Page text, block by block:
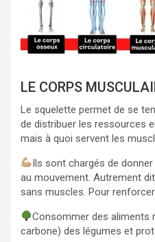
LE CORPS
Le squelette permet de se
de distribuer les ressources
mais à quoi servent les
Ils sont chargés de
au mouvement. Autrement
sans muscles. Pour
Consommer des aliments
carbone) des légumes et